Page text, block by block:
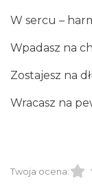
W sercu –
Wpadasz na
Zostajesz na
Wracasz na
Twoja ocena: